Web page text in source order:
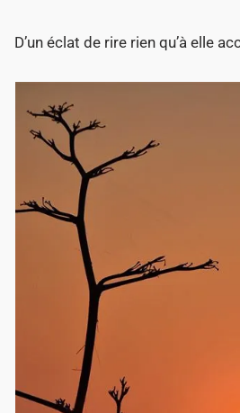
D’un éclat de rire rien qu’à elle